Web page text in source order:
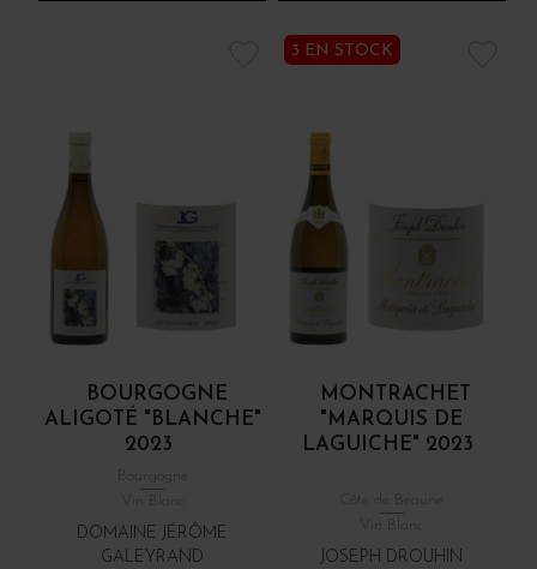
BOURGOGNE
ALIGOTÉ "BLANCHE"
2023
DOMAINE JÉRÔME
GALEYRAND
3 EN STOCK
MONTRACHET
"MARQUIS DE
LAGUICHE" 2023
JOSEPH DROUHIN